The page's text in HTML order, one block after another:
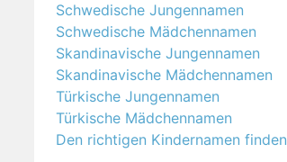
Schwedische Jungennamen
Schwedische Mädchennamen
Skandinavische Jungennamen
Skandinavische Mädchennamen
Türkische Jungennamen
Türkische Mädchennamen
Den richtigen Kindernamen finden